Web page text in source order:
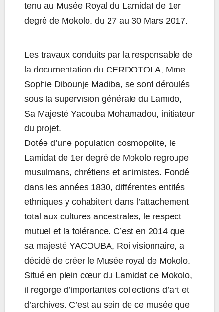
tenu au Musée Royal du Lamidat de 1er
degré de Mokolo, du 27 au 30 Mars 2017.
Les travaux conduits par la responsable de
la documentation du CERDOTOLA, Mme
Sophie Dibounje Madiba, se sont déroulés
sous la supervision générale du Lamido,
Sa Majesté Yacouba Mohamadou, initiateur
du projet.
Dotée d’une population cosmopolite, le
Lamidat de 1er degré de Mokolo regroupe
musulmans, chrétiens et animistes. Fondé
dans les années 1830, différentes entités
ethniques y cohabitent dans l’attachement
total aux cultures ancestrales, le respect
mutuel et la tolérance. C’est en 2014 que
sa majesté YACOUBA, Roi visionnaire, a
décidé de créer le Musée royal de Mokolo.
Situé en plein cœur du Lamidat de Mokolo,
il regorge d’importantes collections d’art et
d’archives. C’est au sein de ce musée que